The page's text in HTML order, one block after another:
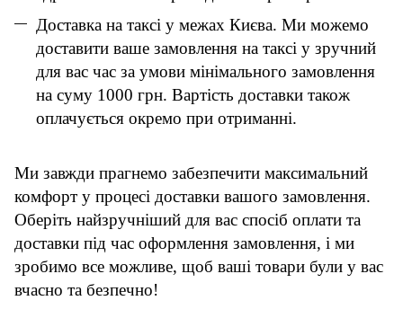
Доставка на таксі у межах Києва. Ми можемо
доставити ваше замовлення на таксі у зручний
для вас час за умови мінімального замовлення
на суму 1000 грн. Вартість доставки також
оплачується окремо при отриманні.
Ми завжди прагнемо забезпечити максимальний
комфорт у процесі доставки вашого замовлення.
Оберіть найзручніший для вас спосіб оплати та
доставки під час оформлення замовлення, і ми
зробимо все можливе, щоб ваші товари були у вас
вчасно та безпечно!